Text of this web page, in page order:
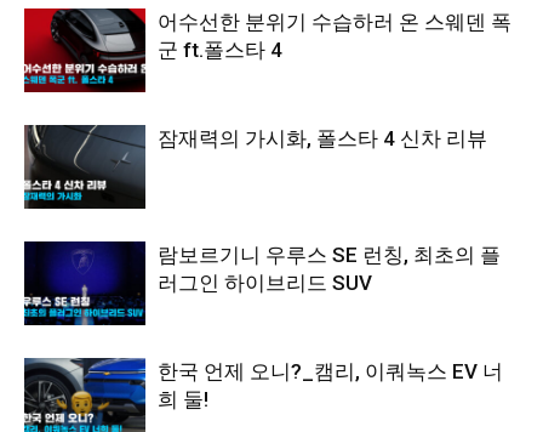
어수선한 분위기 수습하러 온 스웨덴 폭
군 ft.폴스타 4
잠재력의 가시화, 폴스타 4 신차 리뷰
람보르기니 우루스 SE 런칭, 최초의 플
러그인 하이브리드 SUV
한국 언제 오니?_캠리, 이쿼녹스 EV 너
희 둘!